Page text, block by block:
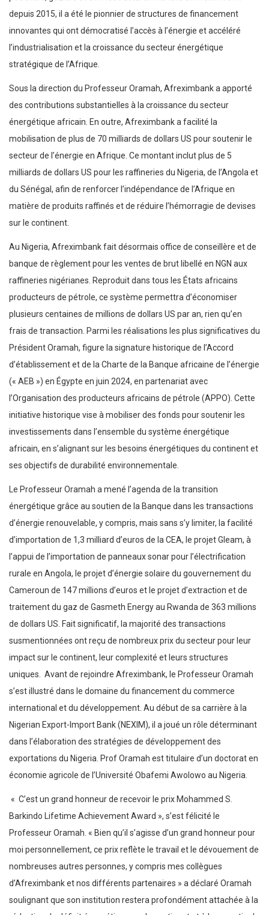
depuis 2015, il a été le pionnier de structures de financement
innovantes qui ont démocratisé l’accès à l’énergie et accéléré
l’industrialisation et la croissance du secteur énergétique
stratégique de l’Afrique.
Sous la direction du Professeur Oramah, Afreximbank a apporté
des contributions substantielles à la croissance du secteur
énergétique africain. En outre, Afreximbank a facilité la
mobilisation de plus de 70 milliards de dollars US pour soutenir le
secteur de l’énergie en Afrique. Ce montant inclut plus de 5
milliards de dollars US pour les raffineries du Nigeria, de l’Angola et
du Sénégal, afin de renforcer l’indépendance de l’Afrique en
matière de produits raffinés et de réduire l’hémorragie de devises
sur le continent.
Au Nigeria, Afreximbank fait désormais office de conseillère et de
banque de règlement pour les ventes de brut libellé en NGN aux
raffineries nigérianes. Reproduit dans tous les États africains
producteurs de pétrole, ce système permettra d’économiser
plusieurs centaines de millions de dollars US par an, rien qu’en
frais de transaction. Parmi les réalisations les plus significatives du
Président Oramah, figure la signature historique de l’Accord
d’établissement et de la Charte de la Banque africaine de l’énergie
(« AEB ») en Égypte en juin 2024, en partenariat avec
l’Organisation des producteurs africains de pétrole (APPO). Cette
initiative historique vise à mobiliser des fonds pour soutenir les
investissements dans l’ensemble du système énergétique
africain, en s’alignant sur les besoins énergétiques du continent et
ses objectifs de durabilité environnementale.
Le Professeur Oramah a mené l’agenda de la transition
énergétique grâce au soutien de la Banque dans les transactions
d’énergie renouvelable, y compris, mais sans s’y limiter, la facilité
d’importation de 1,3 milliard d’euros de la CEA, le projet Gleam, à
l’appui de l’importation de panneaux sonar pour l’électrification
rurale en Angola, le projet d’énergie solaire du gouvernement du
Cameroun de 147 millions d’euros et le projet d’extraction et de
traitement du gaz de Gasmeth Energy au Rwanda de 363 millions
de dollars US. Fait significatif, la majorité des transactions
susmentionnées ont reçu de nombreux prix du secteur pour leur
impact sur le continent, leur complexité et leurs structures
uniques. Avant de rejoindre Afreximbank, le Professeur Oramah
s’est illustré dans le domaine du financement du commerce
international et du développement. Au début de sa carrière à la
Nigerian Export-Import Bank (NEXIM), il a joué un rôle déterminant
dans l’élaboration des stratégies de développement des
exportations du Nigeria. Prof Oramah est titulaire d’un doctorat en
économie agricole de l’Université Obafemi Awolowo au Nigeria.
« C’est un grand honneur de recevoir le prix Mohammed S.
Barkindo Lifetime Achievement Award », s’est félicité le
Professeur Oramah. « Bien qu’il s’agisse d’un grand honneur pour
moi personnellement, ce prix reflète le travail et le dévouement de
nombreuses autres personnes, y compris mes collègues
d’Afreximbank et nos différents partenaires » a déclaré Oramah
soulignant que son institution restera profondément attachée à la